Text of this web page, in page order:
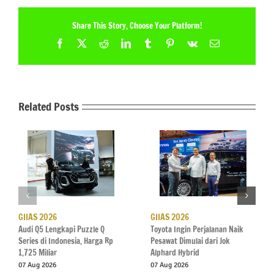
Share This Story, Choose Your Platform!
Facebook
X RedditLinkedInTumblrPinterest
Vk Email
Related Posts
GIIAS 2026
Audi Q5 Lengkapi Puzzle Q
Series di Indonesia, Harga Rp
1,725 Miliar
07 Aug 2026
GIIAS 2026
Toyota Ingin Perjalanan Naik
Pesawat Dimulai dari Jok
Alphard Hybrid
07 Aug 2026